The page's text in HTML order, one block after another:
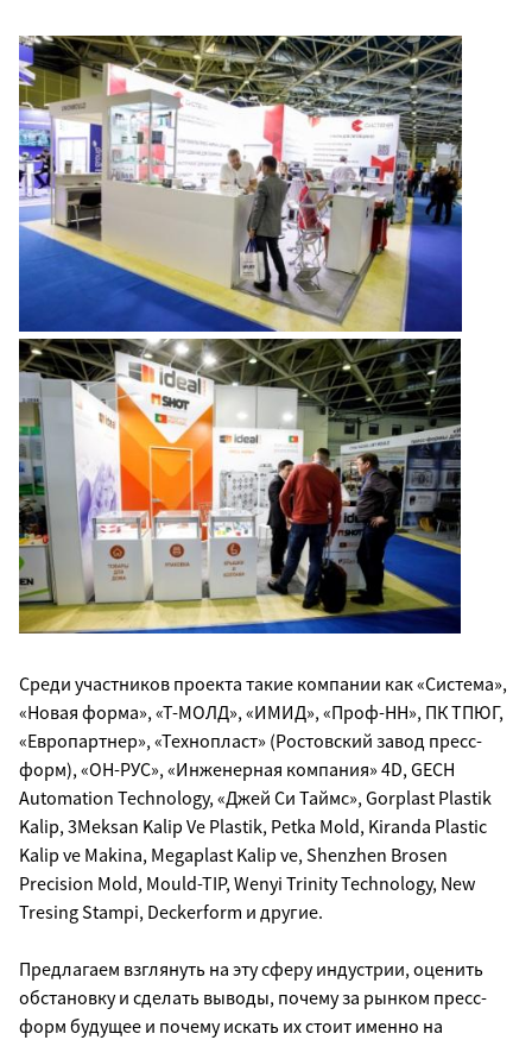
Среди участников проекта такие компании как «Система»,
«Новая форма», «Т-МОЛД», «ИМИД», «Проф-НН», ПК ТПЮГ,
«Европартнер», «Технопласт» (Ростовский завод пресс-
форм), «ОН-РУС», «Инженерная компания» 4D, GECH
Automation Technology, «Джей Си Таймс», Gorplast Plastik
Kalip, 3Meksan Kalip Ve Plastik, Petka Mold, Kiranda Plastic
Kalip ve Makina, Megaplast Kalip ve, Shenzhen Brosen
Precision Mold, Mould-TIP, Wenyi Trinity Technology, New
Tresing Stampi, Deckerform и другие.
Предлагаем взглянуть на эту сферу индустрии, оценить
обстановку и сделать выводы, почему за рынком пресс-
форм будущее и почему искать их стоит именно на